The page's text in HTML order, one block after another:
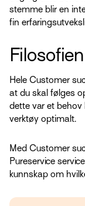
stemme blir en
fin
Filosofien
Hele Customer
at du skal følges
dette var et
verktøy optimalt.
Med Customer
Pureservice
kunnskap om